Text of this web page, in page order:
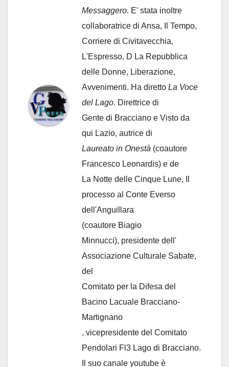
Messaggero. E' stata inoltre
collaboratrice di Ansa, Il Tempo,
Corriere di Civitavecchia,
L'Espresso, D La Repubblica
delle Donne, Liberazione,
Avvenimenti. Ha diretto La Voce
del Lago. Direttrice di
Gente di Bracciano e Visto da
qui Lazio, autrice di
Laureato in Onestà (coautore
Francesco Leonardis) e de
La Notte delle Cinque Lune, Il
processo al Conte Everso
dell'Anguillara
(coautore Biagio
Minnucci), presidente dell'
Associazione Culturale Sabate,
del
Comitato per la Difesa del
Bacino Lacuale Bracciano-
Martignano
, vicepresidente del Comitato
Pendolari Fl3 Lago di Bracciano.
Il suo canale youtube è